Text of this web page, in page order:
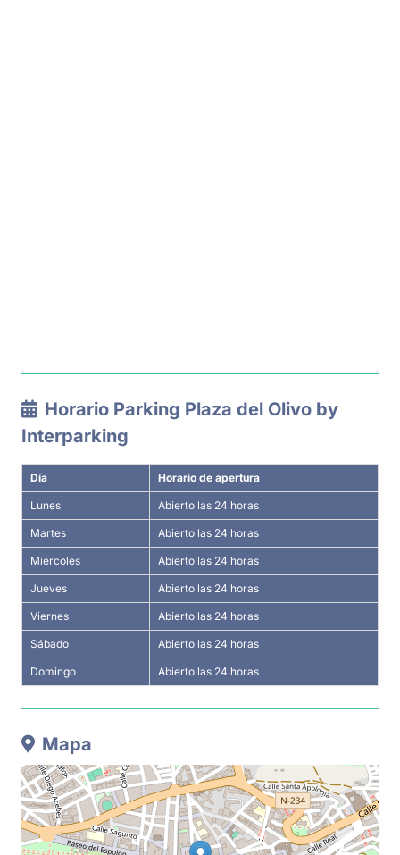
Horario Parking Plaza del Olivo by
Interparking
Día Horario de apertura
Lunes Abierto las 24 horas
Martes Abierto las 24 horas
Miércoles Abierto las 24 horas
Jueves Abierto las 24 horas
Viernes Abierto las 24 horas
Sábado Abierto las 24 horas
Domingo Abierto las 24 horas
Mapa